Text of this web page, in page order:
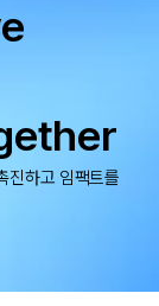
진하고 임팩트를